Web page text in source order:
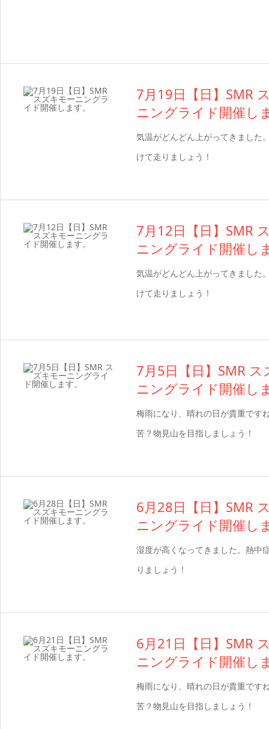
7月19日【日】SMR
ニングライド開催し
気温がどんどん上がってきました
けて走りましょう！
7月12日【日】SMR
ニングライド開催し
気温がどんどん上がってきました
けて走りましょう！
7月5日【日】SMR ス
ニングライド開催し
梅雨になり、晴れの日が貴重です
苦？物見山を目指しましょう！
6月28日【日】SMR
ニングライド開催し
湿度が高くなってきました。熱中
りましょう！
6月21日【日】SMR
ニングライド開催し
梅雨になり、晴れの日が貴重です
苦？物見山を目指しましょう！